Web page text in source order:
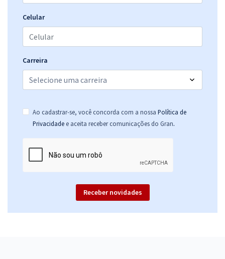
Celular
Carreira
Ao cadastrar-se, você concorda com a nossa Política de
Privacidade e aceita receber comunicações do Gran.
Receber novidades